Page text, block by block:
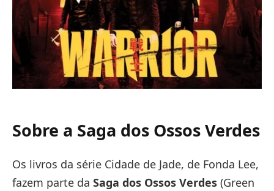
Sobre a Saga dos Ossos Verdes
Os livros da série Cidade de Jade, de Fonda Lee,
fazem parte da Saga dos Ossos Verdes (Green